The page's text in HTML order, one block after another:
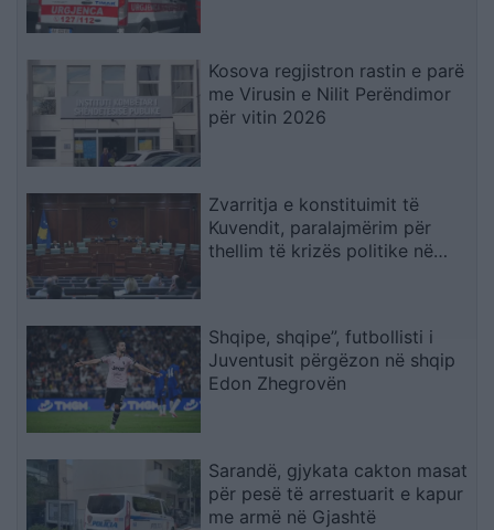
Kosova regjistron rastin e parë
me Virusin e Nilit Perëndimor
për vitin 2026
Zvarritja e konstituimit të
Kuvendit, paralajmërim për
thellim të krizës politike në
Shqipe, shqipe”, futbollisti i
Juventusit përgëzon në shqip
Edon Zhegrovën
Sarandë, gjykata cakton masat
për pesë të arrestuarit e kapur
me armë në Gjashtë